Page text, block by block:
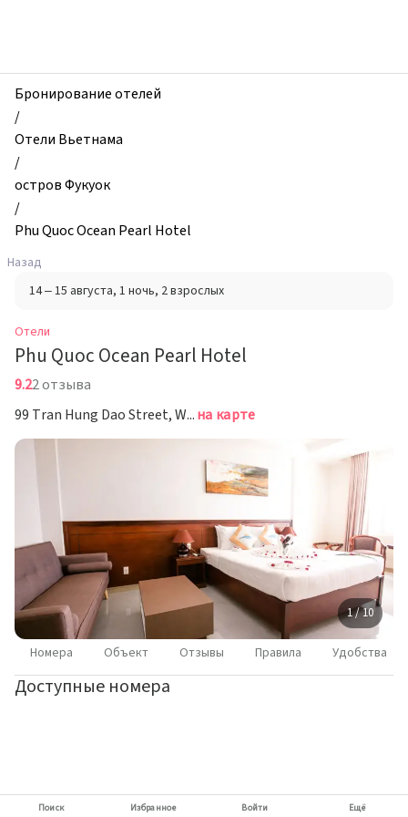
Phu
Quoc
Ocean
Pearl
Hotel,
остров
Фукуок,
Вьетнам
Бронирование отелей
/
Отели Вьетнама
/
остров Фукуок
/
Phu Quoc Ocean Pearl Hotel
Назад
14 – 15 августа, 1 ночь, 2 взрослых
Отели
Phu Quoc Ocean Pearl Hotel
9.22 отзыва
99 Tran Hung Dao Street, Ward 7, Фукуокна карте
1 / 10
Номера Объект Отзывы Правила Удобства
Доступные номера
Поиск Избранное Войти Ещё